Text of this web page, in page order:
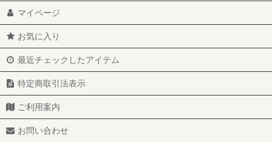
マイページ
お気に入り
最近チェックしたアイテム
特定商取引法表示
ご利用案内
お問い合わせ